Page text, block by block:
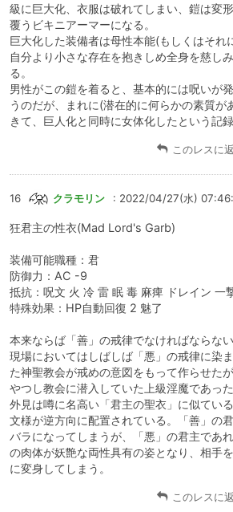
級に巨大化、衣服は破れてしまい、鎧は変
覆うビキニアーマーになる。
巨大化した装備者は母性本能(もしくはそれ
自分より小さな存在を抱きしめ全身を慈し
る。
男性がこの鎧を着ると、基本的には呪いが
うのだが、まれに(潜在的に何らかの素質が
きて、巨人化と同時に女体化したという記録
このレスに
16 クラモリン : 2022/04/27(水)
狂君主の性衣(Mad Lord's Garb)
装備可能職種：君
防御力：AC -9
抵抗：呪文 火 冷 雷 眠 毒 麻痺 ドレイン 一
特殊効果：HP自動回復 2 魅了
本来ならば「善」の戒律でなければならな
現場においてはしばしば「悪」の戒律に染
た神聖教会が戒めの意図をもって作らせた
やつし教会に潜入していた上級淫魔であった
外見は噂に名高い「君主の聖衣」に似てい
文様が逆方向に配置されている。「善」の
バラになってしまうが、「悪」の君主であ
の肉体が妖艶な両性具有の姿となり、相手
に変身してしまう。
このレスに